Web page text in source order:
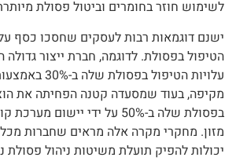
לשימוש חוזר בחומרים וביטול פסולת
ישנם דוגמאות רבות לעסקים שחסכו כסף
הטיפול בפסולת. לדוגמה, חברת ייצור
עלויות הטיפול
מקיפה, בעוד שמסעדה קטנה הפחיתה את
בפסולת שלה ב-50% על ידי
מזון. מחקרי מקרה אלה מראים שחברות
יכולות להפיק תועלת משיטות ניהול פסולת